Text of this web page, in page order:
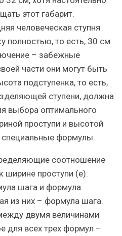
этот габарит.
человеческая ступня
полностью, то есть, 30 см
– забежные
части они могут быть
подступенка, то есть,
ступени, должна
выбора оптимального
проступи и высотой
формулы.
соотношение
ширине проступи (е):
шага и формула
из них – формула шага.
двумя величинами
для всех трех формул –